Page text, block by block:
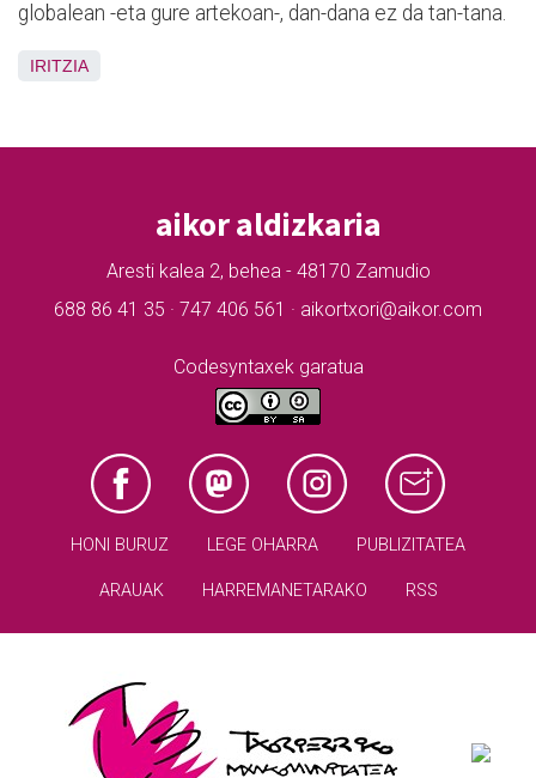
globalean -eta gure artekoan-, dan-dana ez da tan-tana.
IRITZIA
aikor aldizkaria
Aresti kalea 2, behea - 48170 Zamudio
688 86 41 35 · 747 406 561 · aikortxori@aikor.com
Codesyntaxek garatua
HONI BURUZ LEGE OHARRA PUBLIZITATEA
ARAUAK HARREMANETARAKO RSS